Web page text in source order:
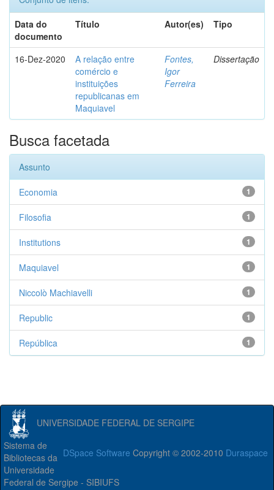
Data do
documento
Título Autor(es) Tipo
16-Dez-2020
A relação entre
comércio e
instituições
republicanas em
Maquiavel
Fontes,
Igor
Ferreira
Dissertação
Busca facetada
Assunto
1
Economia
1
Filosofia
1
Institutions
1
Maquiavel
1
Niccolò Machiavelli
1
Republic
1
República
UNIVERSIDADE FEDERAL DE SERGIPE
DSpace Software Copyright © 2002-2010 Duraspace
Sistema de
Bibliotecas da
Universidade
Federal de Sergipe - SIBIUFS